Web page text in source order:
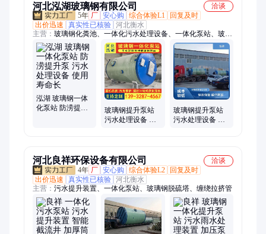
河北泓湖玻璃钢有限公司
洽谈
5年 厂 安心购 综合体验L1
回复及时
出价迅速
真实性已核验 河北衡水
主营： 玻璃钢化粪池、一体化污水处理设备、一体化泵站、玻璃
钢污水提升泵站、智能污水提升泵、农村污水提升泵站、玻璃钢
一体化泵站、玻璃钢储罐、一体化预制泵站、玻璃钢一体化预制
泵站、一体化排涝泵站、地埋一体化泵站、大型玻璃钢储罐、玻
璃钢饮用水储罐、立式玻璃钢储罐、玻璃钢盐酸储罐、卧式玻璃
钢储罐、油田用玻璃钢储罐、玻璃钢酸碱储罐
泓湖 玻璃钢一体
化泵站 防涝提升
玻璃钢提升泵站
污水处理设备 泓
玻璃钢提升泵站
污水处理设备 泓
河北良祥环保设备有限公司
洽谈
4年 厂 安心购 综合体验L2
回复及时
出价迅速
真实性已核验 河北衡水
主营： 污水提升装置、一体化泵站、玻璃钢脱硫塔、缠绕拉挤管